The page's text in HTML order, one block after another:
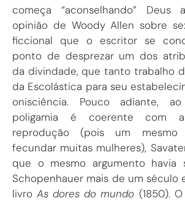
começa “aconselhando” Deus
opinião de Woody Allen sobre
ficcional que o escritor se
ponto de desprezar um dos
da divindade, que tanto trabalho
da Escolástica para seu
onisciência. Pouco adiante,
poligamia é coerente com
reprodução (pois um mesmo
fecundar muitas mulheres),
que o mesmo argumento havia
Schopenhauer mais de um século
livroAs dores do mundo (1850).